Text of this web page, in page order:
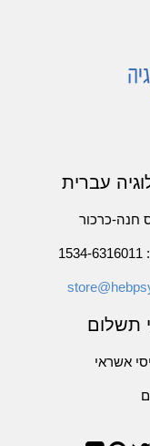
עברית
חנה-כרכור
תשלום
אשראי